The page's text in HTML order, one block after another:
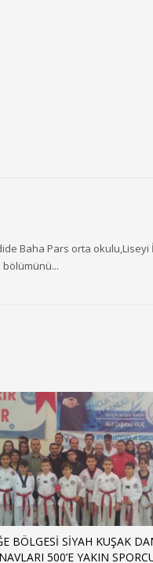
Baha Pars orta okulu,Liseyi
BÖLGESI SIYAH KUŞAK
500’E YAKIN